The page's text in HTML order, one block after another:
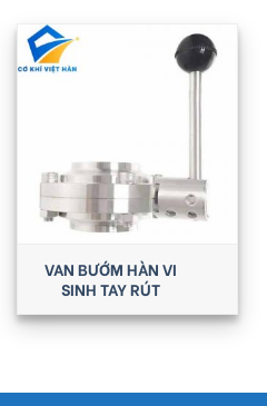
VAN BƯỚM HÀN VI
SINH TAY RÚT